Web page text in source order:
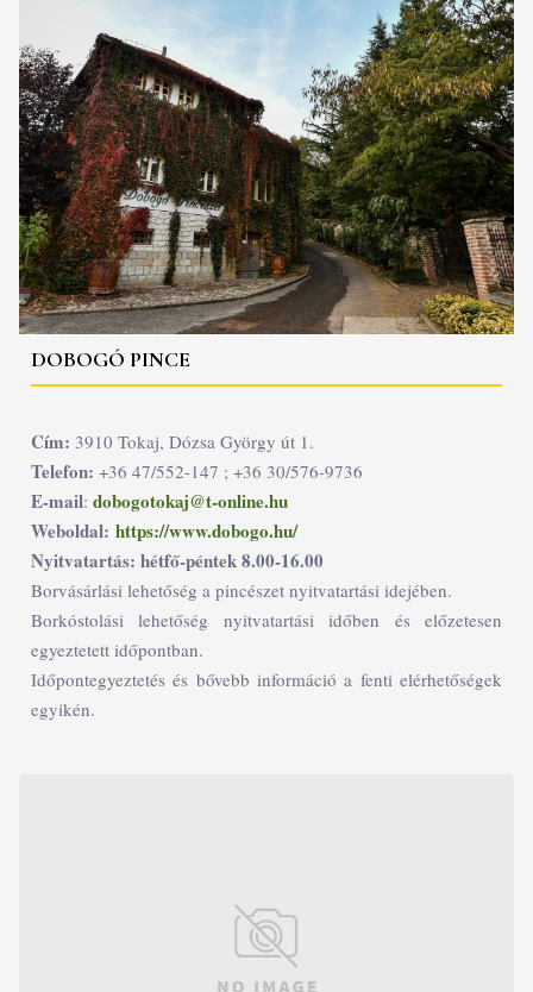
DOBOGÓ PINCE
Cím: 3910 Tokaj, Dózsa György út 1.
Telefon: +36 47/552-147 ; +36 30/576-9736
E-mail: dobogotokaj@t-online.hu
Weboldal: https://www.dobogo.hu/
Nyitvatartás: hétfő-péntek 8.00-16.00
Borvásárlási lehetőség a pincészet nyitvatartási idejében.
Borkóstolási lehetőség nyitvatartási időben és előzetesen
egyeztetett időpontban.
Időpontegyeztetés és bővebb információ a fenti elérhetőségek
egyikén.